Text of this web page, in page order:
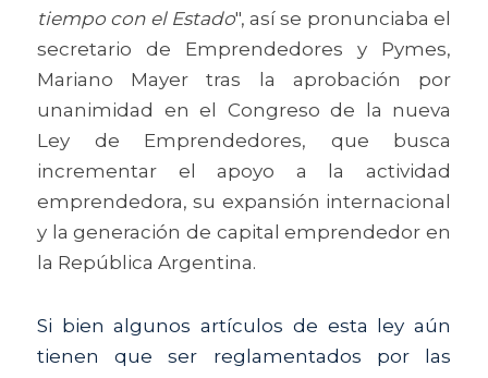
tiempo con el Estado", así se pronunciaba el
secretario de Emprendedores y Pymes,
Mariano Mayer tras la aprobación por
unanimidad en el Congreso de la nueva
Ley de Emprendedores, que busca
incrementar el apoyo a la actividad
emprendedora, su expansión internacional
y la generación de capital emprendedor en
la República Argentina.
Si bien algunos artículos de esta ley aún
tienen que ser reglamentados por las